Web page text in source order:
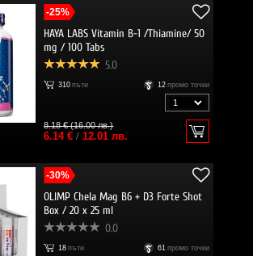
-25%
HAYA LABS Vitamin B-1 /Thiamine/ 50
mg / 100 Tabs
5.0
310 пъти 12 промо точки
8.18 € (16.00 лв.)
6.14 €/ 12.01 лв.
-30%
OLIMP Chela Mag B6 + D3 Forte Shot
Box / 20 x 25 ml
0.0
18 пъти 61 промо точки